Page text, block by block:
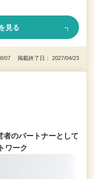
見る
07 掲載終了日： 2027/04/23
者のパートナーとして
ワーク